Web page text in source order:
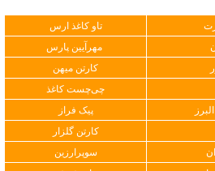
تاو کاغذ ارس
مهرآیین پارس
کارتن میهن
چی‌چست کاغذ
پیک فراز
کارتن گلزار
سوپرارزین